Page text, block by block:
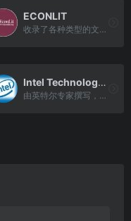
ECONLIT
收录了各种类型的文学、经济学方面的文章，主要为英文资料
Intel Technology Journal
由英特尔专家撰写，是一份研究与技术的参考杂志